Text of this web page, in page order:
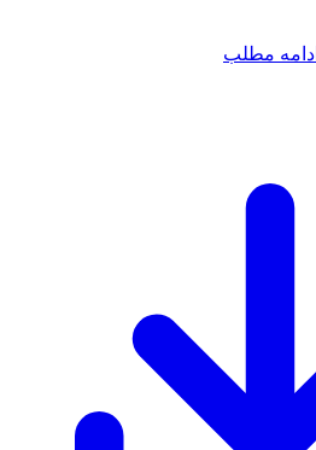
ادامه مطلب